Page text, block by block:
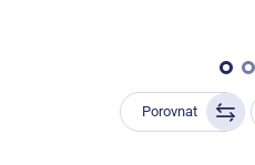
Porovnat